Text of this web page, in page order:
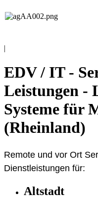
|
EDV / IT -
Leistungen -
Systeme für
(Rheinland)
Remote und vor Ort
Dienstleistungen für:
Altstadt